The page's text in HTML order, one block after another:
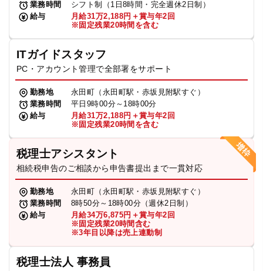
業務時間
シフト制（1日8時間・完全週休2日制）
給与
月給31万2,188円＋賞与年2回
※固定残業20時間を含む
ITガイドスタッフ
PC・アカウント管理で全部署をサポート
勤務地
永田町（永田町駅・赤坂見附駅すぐ）
業務時間
平日9時00分～18時00分
給与
月給31万2,188円＋賞与年2回
※固定残業20時間を含む
税理士アシスタント
相続税申告のご相談から申告書提出まで一貫対応
勤務地
永田町（永田町駅・赤坂見附駅すぐ）
業務時間
8時50分～18時00分（週休2日制）
給与
月給34万6,875円＋賞与年2回
※固定残業20時間含む
※3年目以降は売上連動制
税理士法人 事務員